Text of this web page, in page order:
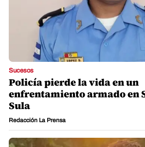
Sucesos
Policía pierde la vida en un
enfrentamiento armado en
Sula
Redacción La Prensa